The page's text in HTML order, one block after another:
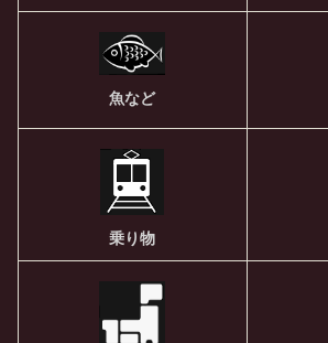
魚など
乗り物